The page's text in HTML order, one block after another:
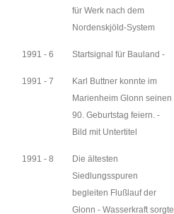
für Werk nach dem
Nordenskjöld-System
1991 - 6 Startsignal für Bauland -
1991 - 7
Karl Buttner konnte im
Marienheim Glonn seinen
90. Geburtstag feiern. -
Bild mit Untertitel
1991 - 8
Die ältesten
Siedlungsspuren
begleiten Flußlauf der
Glonn - Wasserkraft sorgte